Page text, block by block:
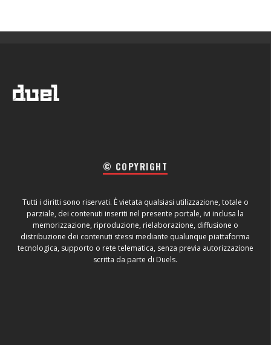
© COPYRIGHT
Tutti i diritti sono riservati. È vietata qualsiasi utilizzazione, totale o
parziale, dei contenuti inseriti nel presente portale, ivi inclusa la
memorizzazione, riproduzione, rielaborazione, diffusione o
distribuzione dei contenuti stessi mediante qualunque piattaforma
tecnologica, supporto o rete telematica, senza previa autorizzazione
scritta da parte di Duels.